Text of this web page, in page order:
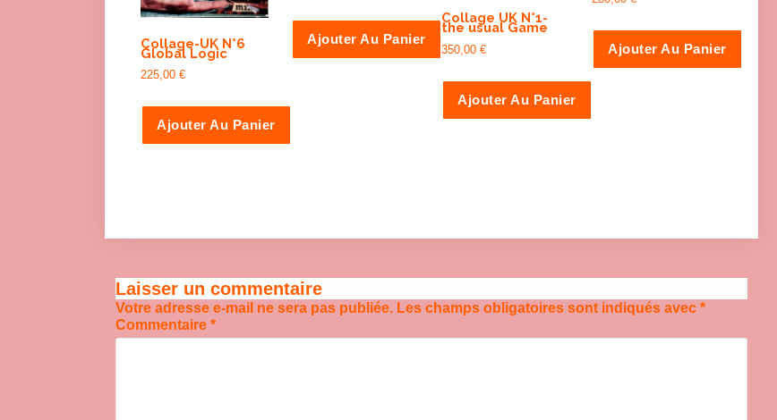
Collage-UK N°6
Global Logic
225,00 €
Ajouter Au Panier
Ajouter Au Panier
Collage UK N°1-
the usual Game
350,00 €
Ajouter Au Panier
Ajouter Au Panier
Laisser un commentaire
Votre adresse e-mail ne sera pas publiée. Les champs obligatoires sont indiqués avec *
Commentaire *